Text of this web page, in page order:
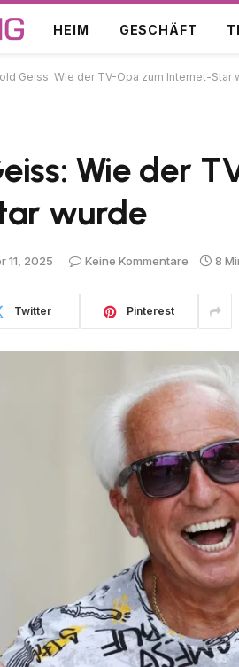
HEIM GESCHÄFT
Geiss: Wie der TV-Opa zum Internet-Star
Wie der
wurde
11, 2025 Keine Kommentare 8
Twitter Pinterest